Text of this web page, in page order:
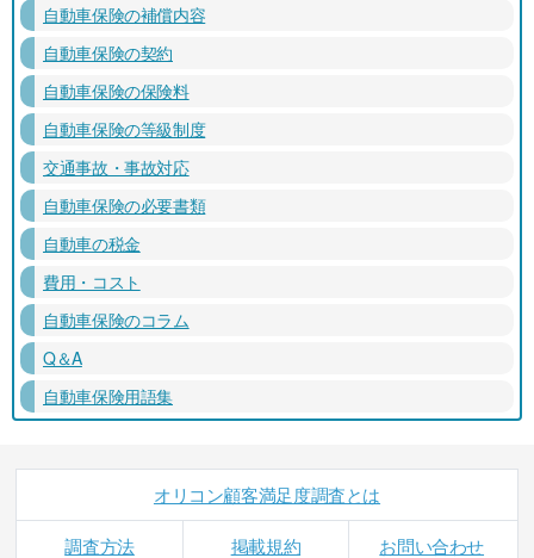
自動車保険の補償内容
自動車保険の契約
自動車保険の保険料
自動車保険の等級制度
交通事故・事故対応
自動車保険の必要書類
自動車の税金
費用・コスト
自動車保険のコラム
Q＆A
自動車保険用語集
オリコン顧客満足度調査とは
調査方法 掲載規約 お問い合わせ